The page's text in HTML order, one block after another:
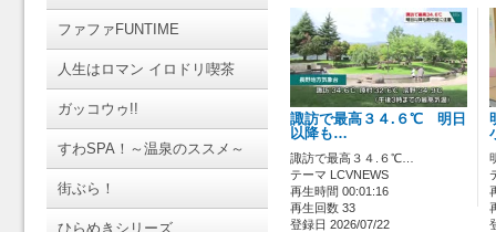
ファファFUNTIME
人生はロマン イロドリ喫茶
ガッコウゥ!!
すわSPA！～温泉のススメ～
街ぶら！
ひらめきシリーズ
諏訪で最高３４.６℃ 明日
以降も…
諏訪で最高３４.６℃…
テーマ LCVNEWS
再生時間 00:01:16
再生回数 33
登録日 2026/07/22